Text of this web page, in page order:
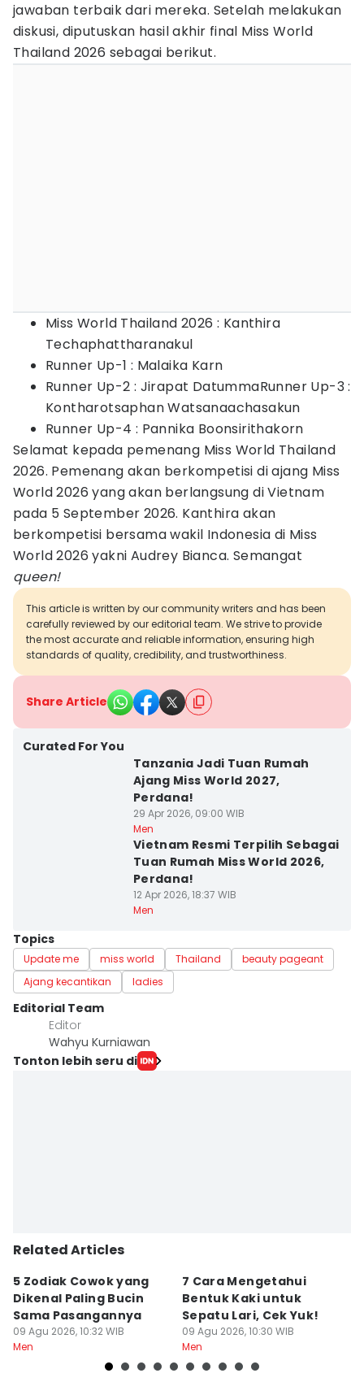
jawaban terbaik dari mereka. Setelah melakukan
diskusi, diputuskan hasil akhir final Miss World
Thailand 2026 sebagai berikut.
Miss World Thailand 2026 : Kanthira
Techaphattharanakul
Runner Up-1 : Malaika Karn
Runner Up-2 : Jirapat DatummaRunner Up-3 :
Kontharotsaphan Watsanaachasakun
Runner Up-4 : Pannika Boonsirithakorn
Selamat kepada pemenang Miss World Thailand
2026. Pemenang akan berkompetisi di ajang Miss
World 2026 yang akan berlangsung di Vietnam
pada 5 September 2026. Kanthira akan
berkompetisi bersama wakil Indonesia di Miss
World 2026 yakni Audrey Bianca. Semangat
queen!
This article is written by our community writers and has been
carefully reviewed by our editorial team. We strive to provide
the most accurate and reliable information, ensuring high
standards of quality, credibility, and trustworthiness.
Share Article
Curated For You
Tanzania Jadi Tuan Rumah
Ajang Miss World 2027,
Perdana!
29 Apr 2026, 09:00 WIB
Men
Vietnam Resmi Terpilih Sebagai
Tuan Rumah Miss World 2026,
Perdana!
12 Apr 2026, 18:37 WIB
Men
Topics
Update me miss world Thailand
beauty pageant
Ajang kecantikan
ladies
Editorial Team
Editor
Wahyu Kurniawan
Tonton lebih seru di
Related Articles
5 Zodiak Cowok yang
Dikenal Paling Bucin
Sama Pasangannya
09 Agu 2026, 10:32 WIB
Men
7 Cara Mengetahui
Bentuk Kaki untuk
Sepatu Lari, Cek Yuk!
09 Agu 2026, 10:30 WIB
Men